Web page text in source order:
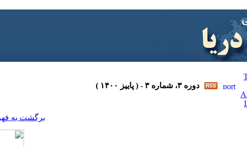
دوره ۳، شماره ۳ - ( پاییز ۱۴۰۰ )
برگشت به